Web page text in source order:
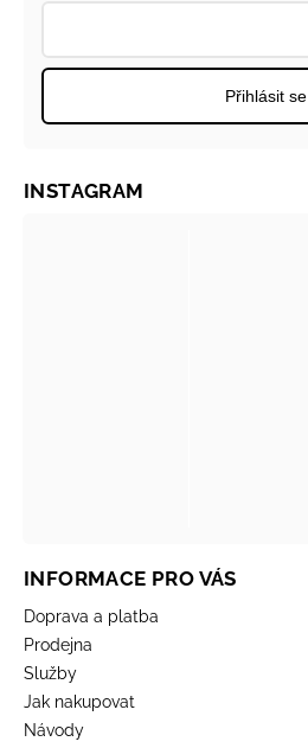
Přihlásit se
INFORMACE PRO VÁS
Doprava a platba
Prodejna
Služby
Jak nakupovat
Návody
INSTAGRAM